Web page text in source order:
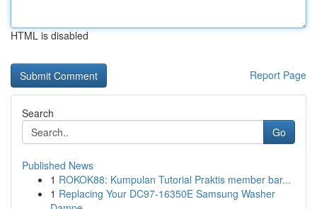
HTML is disabled
Report Page
Search
Go
Published News
1 ROKOK88: Kumpulan Tutorial Praktis member bar...
1 Replacing Your DC97-16350E Samsung Washer